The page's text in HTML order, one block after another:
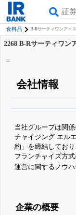
食料品 B-Rサーティワンアイ
2268 B-Rサーティワン
会社情報
詳しく見られる無
登録すると永久
当社グループは関
チャイジング エル
約」を締結してお
フランチャイズ方
運営に関するノウ
企業の概要